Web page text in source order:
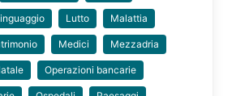
Lutto Malattia
Medici Mezzadria
Operazioni bancarie